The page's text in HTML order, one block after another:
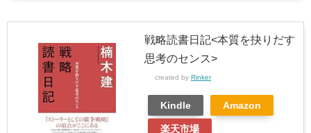
戦略読書日記<本質を抉りだす
思考のセンス>
created by Rinker
Kindle Amazon
楽天市場